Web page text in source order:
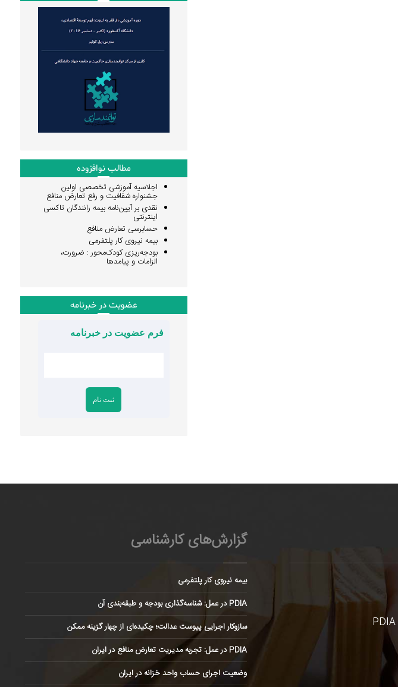
مطالب نوافزوده
اجلاسیه آموزشی تخصصی اولین
جشنواره شفافیت و رفع تعارض منافع
نقدی بر آیین‌نامه بیمه رانندگان تاکسی
اینترنتی
حسابرسی تعارض منافع
بیمه نیروی کار پلتفرمی
بودجه‌ریزی کودک‌محور : ضرورت،
الزامات و پیامدها
عضویت در خبرنامه
فرم عضویت در خبرنامه
گزارش‌های کارشناسی
بیمه نیروی کار پلتفرمی
PDIA در عمل: شناسه‌گذاری بودجه و طبقه‌بندی آن
سازوکار اجرایی پیوست عدالت؛ چکیده‌ای از چهار گزینه ممکن
PDIA در عمل: تجربه مدیریت تعارض منافع در ایران
وضعیت اجرای حساب واحد خزانه در ایران